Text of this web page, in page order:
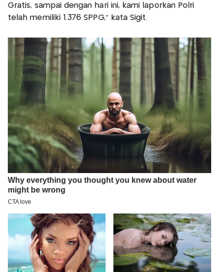
Gratis, sampai dengan hari ini, kami laporkan Polri
telah memiliki 1.376 SPPG," kata Sigit.